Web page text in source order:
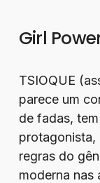
Girl
TSIOQUE
parece um
de fadas,
protagonista,
regras do
moderna nas